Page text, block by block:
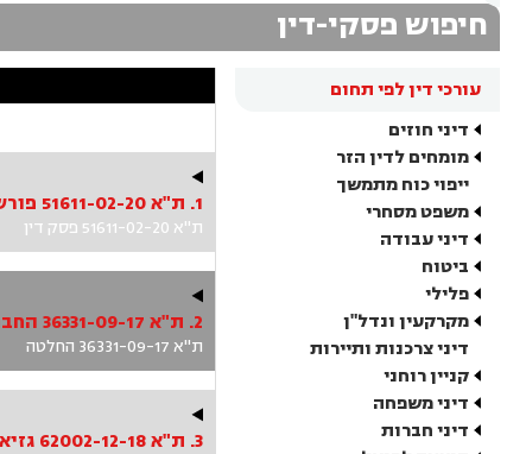
חיפוש פסקי-דין
עורכי דין לפי תחום
דיני חוזים
מומחים לדין הזר
ייפוי כוח מתמשך
משפט מסחרי
דיני עבודה
ביטוח
פלילי
מקרקעין ונדל"ן
דיני צרכנות ותיירות
קניין רוחני
דיני משפחה
דיני חברות
1. ת"א 51611-02-20 פורשופ אחזקות בע"מ נ' אהרוני
ת"א 51611-02-20 פסק דין
2. ת"א 36331-09-17 החברה לניהול התחנה המרכזית החדשה בתל-אביב 1988 בע" נ' בן שמעון
ת"א 36331-09-17 החלטה
3. ת"א 62002-12-18 גזיאל ואח' נ' בוחניק ואח'